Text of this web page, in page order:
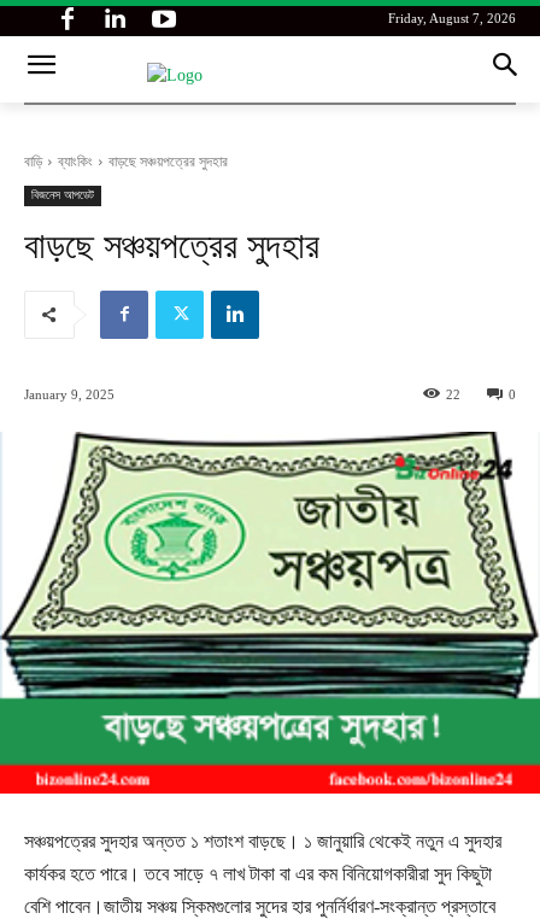
Friday, August 7, 2026
বাড়ি ব্যাংকিং বাড়ছে সঞ্চয়পত্রের সুদহার
বিজনেস আপডেট
বাড়ছে সঞ্চয়পত্রের সুদহার
January 9, 2025 0
22
সঞ্চয়পত্রের সুদহার অন্তত ১ শতাংশ বাড়ছে। ১ জানুয়ারি থেকেই নতুন এ সুদহার
কার্যকর হতে পারে। তবে সাড়ে ৭ লাখ টাকা বা এর কম বিনিয়োগকারীরা সুদ কিছুটা
বেশি পাবেন।জাতীয় সঞ্চয় স্কিমগুলোর সুদের হার পুনর্নির্ধারণ-সংক্রান্ত প্রস্তাবে